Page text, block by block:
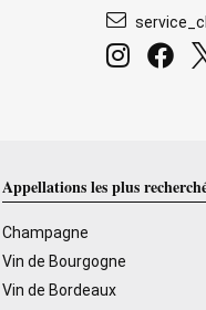
Appellations les plus
Champagne
Vin de Bourgogne
Vin de Bordeaux